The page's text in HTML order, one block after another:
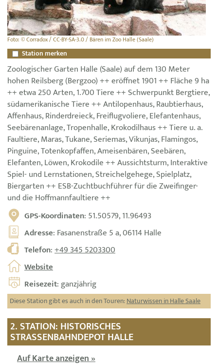
Foto: © Corradox / CC-BY-SA-3.0 / Bären im Zoo Halle (Saale)
Station merken
Zoologischer Garten Halle (Saale) auf dem 130 Meter
hohen Reilsberg (Bergzoo) ++ eröffnet 1901 ++ Fläche 9 ha
++ etwa 250 Arten, 1.700 Tiere ++ Schwerpunkt Bergtiere,
südamerikanische Tiere ++ Antilopenhaus, Raubtierhaus,
Affenhaus, Rinderdreieck, Freiflugvoliere, Elefantenhaus,
Seebärenanlage, Tropenhalle, Krokodilhaus ++ Tiere u. a.
Faultiere, Maras, Tukane, Seriemas, Vikunjas, Flamingos,
Pinguine, Totenkopfaffen, Ameisenbären, Seebären,
Elefanten, Löwen, Krokodile ++ Aussichtsturm, Interaktive
Spiel- und Lernstationen, Streichelgehege, Spielplatz,
Biergarten ++ ESB-Zuchtbuchführer für die Zweifinger-
und die Hoffmannfaultiere ++
GPS-Koordinaten: 51.50579, 11.96493
Adresse: Fasanenstraße 5 a, 06114 Halle
Telefon:+49 345 5203300
Website
Reisezeit: ganzjährig
Diese Station gibt es auch in den Touren:Naturwissen in Halle Saale
2. STATION: HISTORISCHES
STRASSENBAHNDEPOT HALLE
Auf Karte anzeigen »